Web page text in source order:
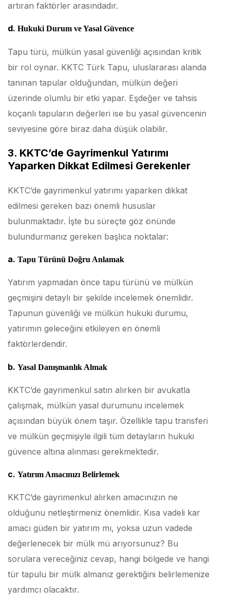
artıran faktörler arasındadır.
d. Hukuki Durum ve Yasal Güvence
Tapu türü, mülkün yasal güvenliği açısından kritik
bir rol oynar. KKTC Türk Tapu, uluslararası alanda
tanınan tapular olduğundan, mülkün değeri
üzerinde olumlu bir etki yapar. Eşdeğer ve tahsis
koçanlı tapuların değerleri ise bu yasal güvencenin
seviyesine göre biraz daha düşük olabilir.
3. KKTC’de Gayrimenkul Yatırımı
Yaparken Dikkat Edilmesi Gerekenler
KKTC’de gayrimenkul yatırımı yaparken dikkat
edilmesi gereken bazı önemli hususlar
bulunmaktadır. İşte bu süreçte göz önünde
bulundurmanız gereken başlıca noktalar:
a. Tapu Türünü Doğru Anlamak
Yatırım yapmadan önce tapu türünü ve mülkün
geçmişini detaylı bir şekilde incelemek önemlidir.
Tapunun güvenliği ve mülkün hukuki durumu,
yatırımın geleceğini etkileyen en önemli
faktörlerdendir.
b. Yasal Danışmanlık Almak
KKTC’de gayrimenkul satın alırken bir avukatla
çalışmak, mülkün yasal durumunu incelemek
açısından büyük önem taşır. Özellikle tapu transferi
ve mülkün geçmişiyle ilgili tüm detayların hukuki
güvence altına alınması gerekmektedir.
c. Yatırım Amacınızı Belirlemek
KKTC’de gayrimenkul alırken amacınızın ne
olduğunu netleştirmeniz önemlidir. Kısa vadeli kar
amacı güden bir yatırım mı, yoksa uzun vadede
değerlenecek bir mülk mü arıyorsunuz? Bu
sorulara vereceğiniz cevap, hangi bölgede ve hangi
tür tapulu bir mülk almanız gerektiğini belirlemenize
yardımcı olacaktır.